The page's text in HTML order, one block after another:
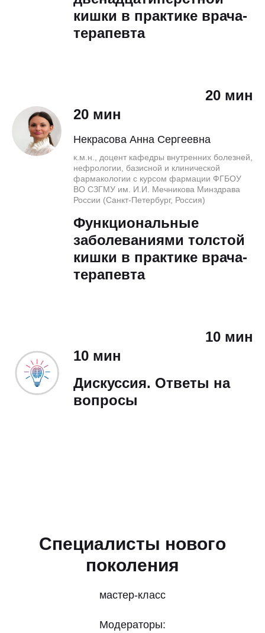
кишки в практике врача-
терапевта
20 мин
20 мин
Некрасова Анна Сергеевна
к.м.н., доцент кафедры внутренних болезней,
нефрологии, базисной и клинической
фармакологии с курсом фармации ФГБОУ
ВО СЗГМУ им. И.И. Мечникова Минздрава
России (Санкт-Петербург, Россия)
Функциональные
заболеваниями толстой
кишки в практике врача-
терапевта
10 мин
10 мин
Дискуссия. Ответы на
вопросы
Специалисты нового
поколения
мастер-класс
Модераторы: